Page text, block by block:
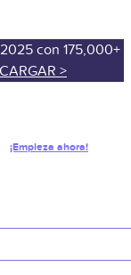
con 175,000+
>
¡Empieza ahora!